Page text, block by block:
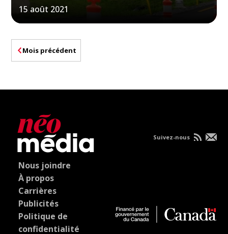
15 août 2021
Mois précédent
Nous joindre
À propos
Carrières
Publicités
Politique de
confidentialité
Suivez-nous